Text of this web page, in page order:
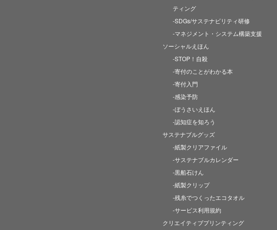
ティング
-SDGs/サステナビリティ研修
-マネジメント・システム構築支援
ソーシャルえほん
-STOP！自殺
-寄付のことがわかる本
-寄付入門
-感染予防
-ぼうさいえほん
-認知症を知ろう
サステナブルグッズ
-紙製クリアファイル
-サステナブルカレンダー
-黒船石けん
-紙製クリップ
-残糸でつくったエコタオル
-サービス利用規約
クリエイティブプリンティング